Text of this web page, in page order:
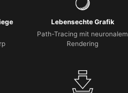
Lebensechte Grafik
Path-Tracing mit neuronalem
Rendering